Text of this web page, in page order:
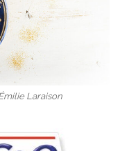
Laraison